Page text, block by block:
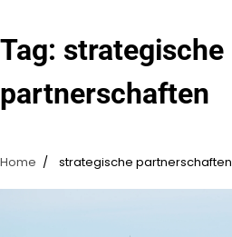
Tag: strategische
partnerschaften
Home strategische partnerschaften